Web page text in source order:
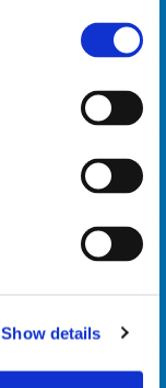
Show details
Empty